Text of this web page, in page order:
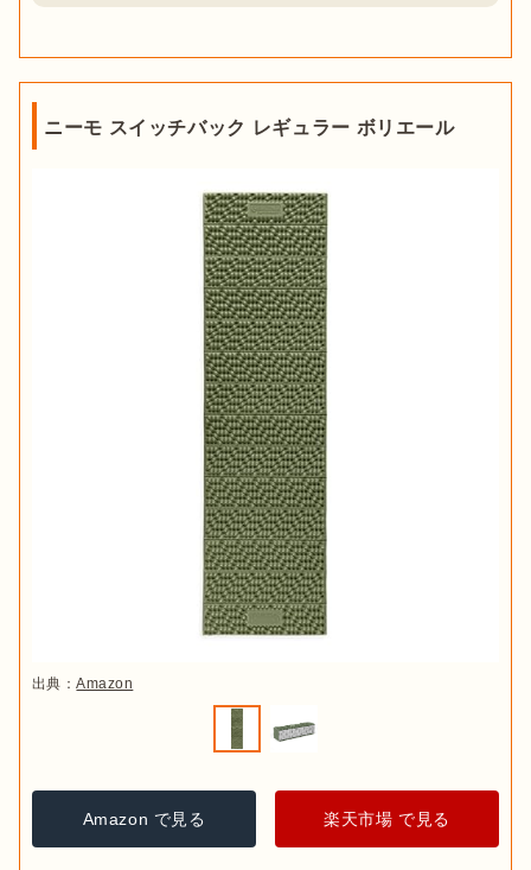
ニーモ スイッチバック レギュラー ボリエール
出典：Amazon
Amazon で見る 楽天市場 で見る